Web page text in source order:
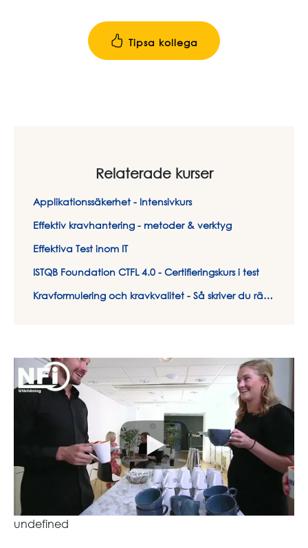
Tipsa kollega
Relaterade kurser
Applikationssäkerhet - Intensivkurs
Effektiv kravhantering - metoder & verktyg
Effektiva Test inom IT
ISTQB Foundation CTFL 4.0 - Certifieringskurs i test
Kravformulering och kravkvalitet - Så skriver du rätt krav på rätt sätt
undefined